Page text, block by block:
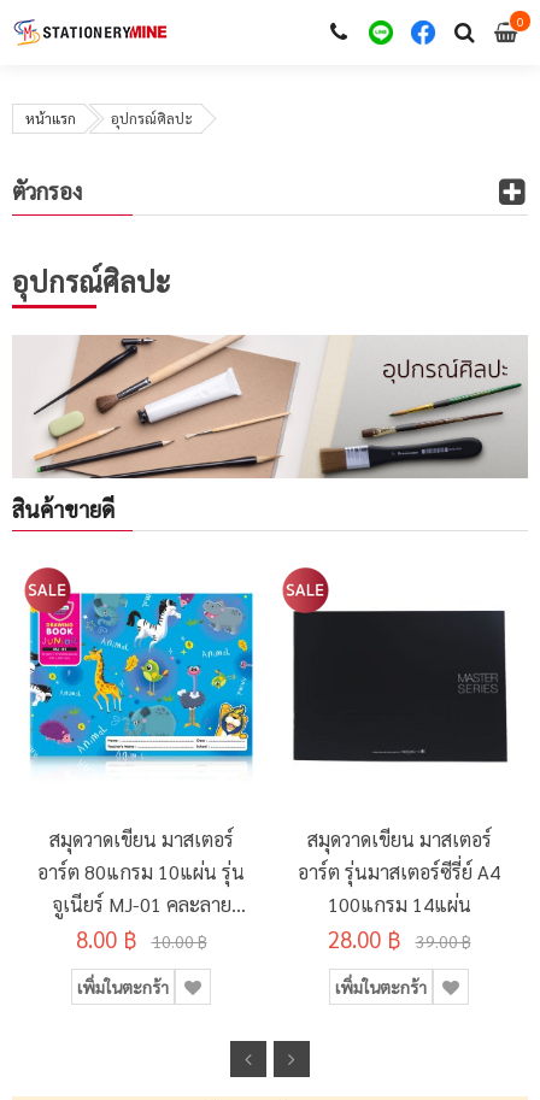
00
หน้าแรก อุปกรณ์ศิลปะ
อุปกรณ์ศิลปะ
สินค้าขายดี
สมุดวาดเขียน มาสเตอร์
อาร์ต 80แกรม 10แผ่น รุ่น
จูเนียร์ MJ-01 คละลาย
190x260มม.
8.00 ฿ 10.00 ฿
เพิ่มในตะกร้า
สมุดวาดเขียน มาสเตอร์
อาร์ต รุ่นมาสเตอร์ซีรี่ย์ A4
100แกรม 14แผ่น
28.00 ฿ 39.00 ฿
เพิ่มในตะกร้า
ตัวกรอง